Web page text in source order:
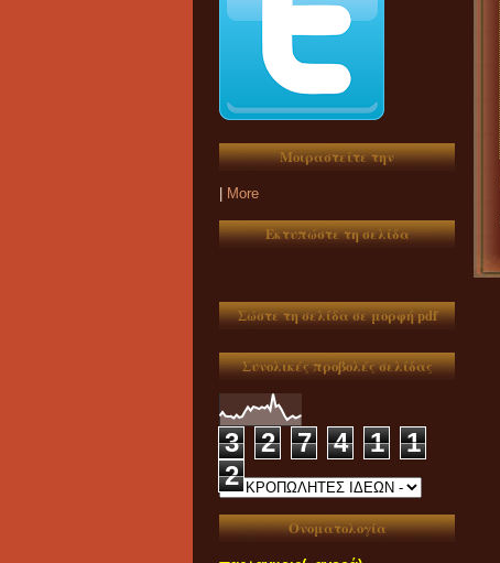
Μοιραστείτε την
More
Εκτυπώστε τη σελίδα
Σώστε τη σελίδα σε μορφή pdf
Συνολικές προβολές σελίδας
3 2 7 4 1
1
2
Ονοματολογία